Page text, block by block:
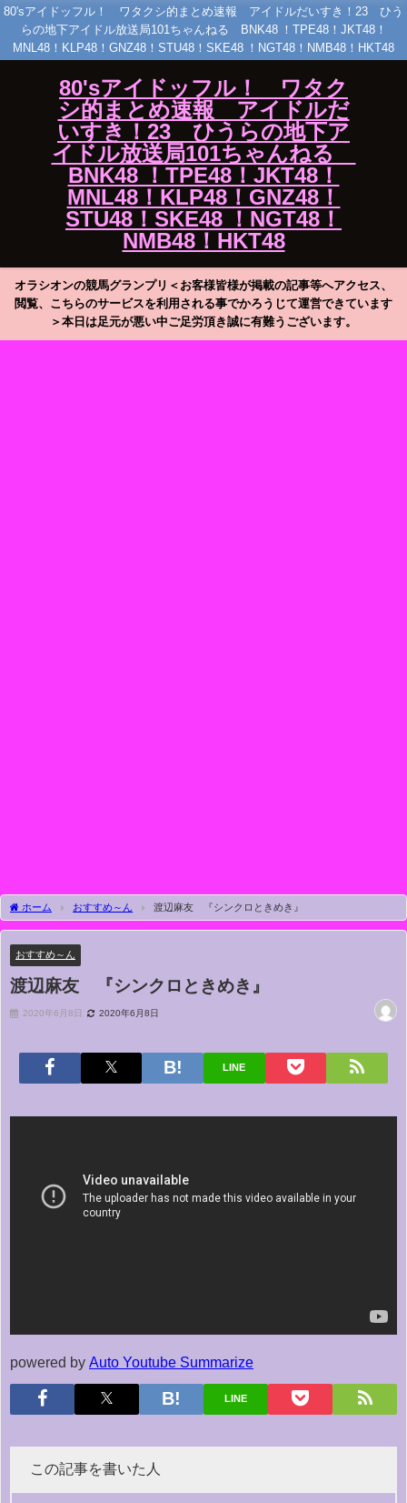
80'sアイドッフル！ ワタクシ的まとめ速報 アイドルだいすき！23 ひう
らの地下アイドル放送局101ちゃんねる BNK48 ！TPE48！JKT48！
MNL48！KLP48！GNZ48！STU48！SKE48 ！NGT48！NMB48！HKT48
80'sアイドッフル！ ワタク
シ的まとめ速報 アイドルだ
いすき！23 ひうらの地下ア
イドル放送局101ちゃんねる
BNK48 ！TPE48！JKT48！
MNL48！KLP48！GNZ48！
STU48！SKE48 ！NGT48！
NMB48！HKT48
オラシオンの競馬グランプリ＜お客様皆様が掲載の記事等へアクセス、
閲覧、こちらのサービスを利用される事でかろうじて運営できています
＞本日は足元が悪い中ご足労頂き誠に有難うございます。
ホーム おすすめ～ん 渡辺麻友 『シンクロときめき』
おすすめ～ん
渡辺麻友 『シンクロときめき』
2020年6月8日 2020年6月8日
LINE
powered by Auto Youtube Summarize
LINE
この記事を書いた人